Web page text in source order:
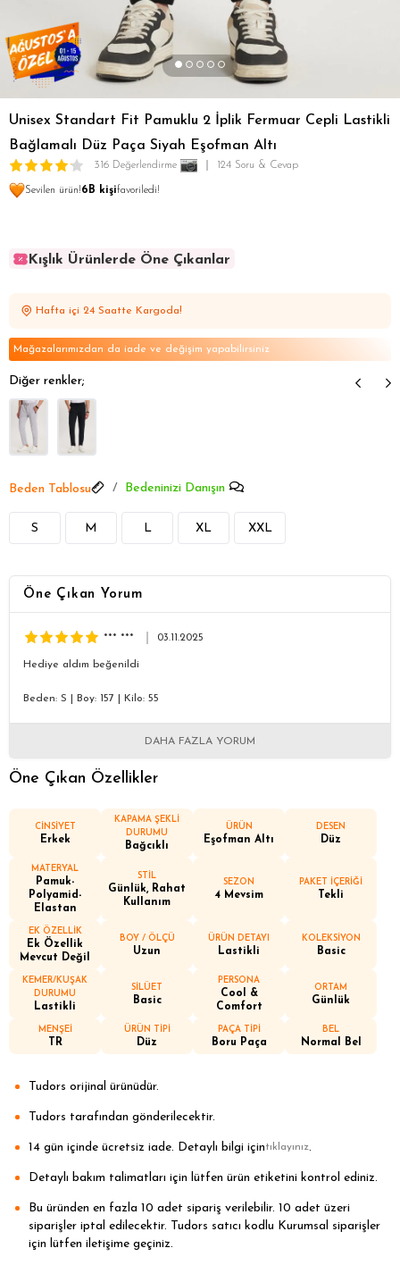
Unisex Standart Fit Pamuklu 2 İplik Fermuar Cepli Lastikli
Bağlamalı Düz Paça Siyah Eşofman Altı
316 Değerlendirme 124 Soru & Cevap
Sevilen ürün!6B kişifavoriledi!
Kışlık Ürünlerde Öne Çıkanlar
Kışlık Ürünlerde Öne Çıkanlar
Hafta içi 24 Saatte Kargoda!
Mağazalarımızdan da iade ve değişim yapabilirsiniz
Diğer renkler;
Beden Tablosu Bedeninizi Danışın
S M L XL XXL
Öne Çıkan Yorum
*** *** 03.11.2025
Hediye aldım beğenildi
Beden: S Boy: 157 Kilo: 55
DAHA FAZLA YORUM
Öne Çıkan Özellikler
CİNSİYET
Erkek
KAPAMA ŞEKLİ
DURUMU
Bağcıklı
ÜRÜN
Eşofman Altı
DESEN
Düz
MATERYAL
Pamuk-
Polyamid-
Elastan
STİL
Günlük, Rahat
Kullanım
SEZON
4 Mevsim
PAKET İÇERİĞİ
Tekli
EK ÖZELLİK
Ek Özellik
Mevcut Değil
BOY / ÖLÇÜ
Uzun
ÜRÜN DETAYI
Lastikli
KOLEKSİYON
Basic
KEMER/KUŞAK
DURUMU
Lastikli
SİLÜET
Basic
PERSONA
Cool &
Comfort
ORTAM
Günlük
MENŞEİ
TR
ÜRÜN TİPİ
Düz
PAÇA TİPİ
Boru Paça
BEL
Normal Bel
Tudors orijinal ürünüdür.
Tudors tarafından gönderilecektir.
14 gün içinde ücretsiz iade. Detaylı bilgi içintıklayınız.
Detaylı bakım talimatları için lütfen ürün etiketini kontrol ediniz.
Bu üründen en fazla 10 adet sipariş verilebilir. 10 adet üzeri
siparişler iptal edilecektir. Tudors satıcı kodlu Kurumsal siparişler
için lütfen iletişime geçiniz.